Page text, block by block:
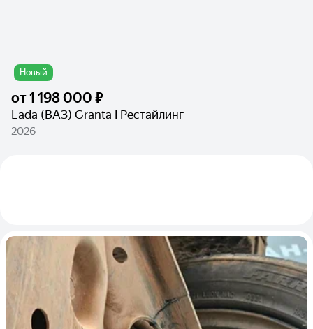
Новый
от1 198 000 ₽
Lada (ВАЗ) Granta I Рестайлинг
2026